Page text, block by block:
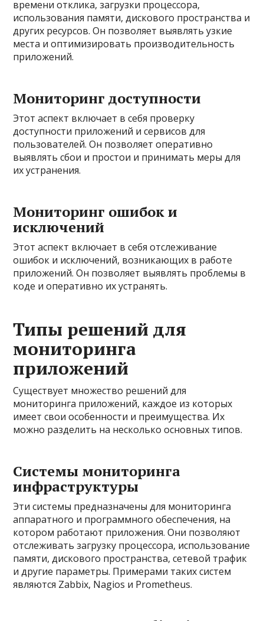
времени отклика, загрузки процессора,
использования памяти, дискового пространства и
других ресурсов. Он позволяет выявлять узкие
места и оптимизировать производительность
приложений.
Мониторинг доступности
Этот аспект включает в себя проверку
доступности приложений и сервисов для
пользователей. Он позволяет оперативно
выявлять сбои и простои и принимать меры для
их устранения.
Мониторинг ошибок и
исключений
Этот аспект включает в себя отслеживание
ошибок и исключений, возникающих в работе
приложений. Он позволяет выявлять проблемы в
коде и оперативно их устранять.
Типы решений для
мониторинга
приложений
Существует множество решений для
мониторинга приложений, каждое из которых
имеет свои особенности и преимущества. Их
можно разделить на несколько основных типов.
Системы мониторинга
инфраструктуры
Эти системы предназначены для мониторинга
аппаратного и программного обеспечения, на
котором работают приложения. Они позволяют
отслеживать загрузку процессора, использование
памяти, дискового пространства, сетевой трафик
и другие параметры. Примерами таких систем
являются Zabbix, Nagios и Prometheus.